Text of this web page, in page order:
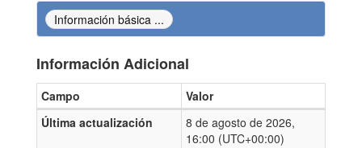
Información básica ...
Información Adicional
Información Adicional
Campo
Valor
Última actualización
8 de agosto de 2026,
16:00 (UTC+00:00)